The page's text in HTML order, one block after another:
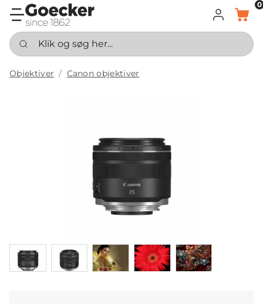
LOG INDKURV
0
Klik og søg her...
Objektiver Canon objektiver